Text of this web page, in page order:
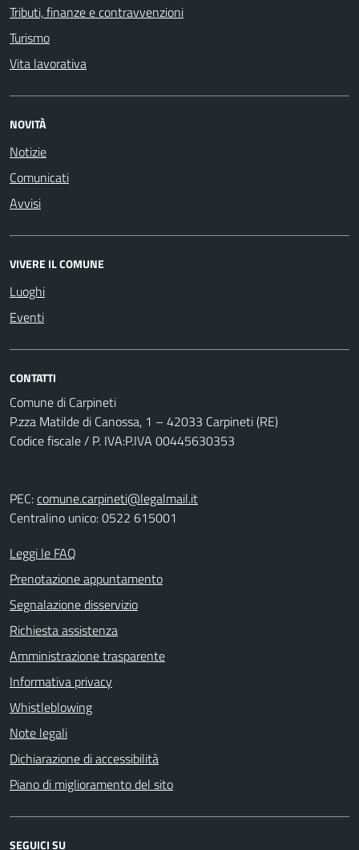
Tributi, finanze e contravvenzioni
Turismo
Vita lavorativa
NOVITÀ
Notizie
Comunicati
Avvisi
VIVERE IL COMUNE
Luoghi
Eventi
CONTATTI
Comune di Carpineti
P.zza Matilde di Canossa, 1 – 42033 Carpineti (RE)
Codice fiscale / P. IVA:P.IVA 00445630353
PEC:comune.carpineti@legalmail.it
Centralino unico: 0522 615001
Leggi le FAQ
Prenotazione appuntamento
Segnalazione disservizio
Richiesta assistenza
Amministrazione trasparente
Informativa privacy
Whistleblowing
Note legali
Dichiarazione di accessibilità
Piano di miglioramento del sito
SEGUICI SU